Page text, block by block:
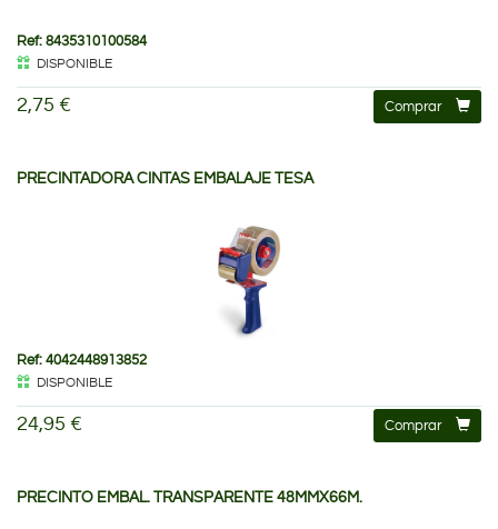
Ref: 8435310100584
DISPONIBLE
2,75 € Comprar
PRECINTADORA CINTAS EMBALAJE TESA
Ref: 4042448913852
DISPONIBLE
24,95 € Comprar
PRECINTO EMBAL. TRANSPARENTE 48MMX66M.